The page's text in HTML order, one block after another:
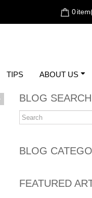
0
TIPS ABOUT US
BLOG SEARCH
BLOG
FEATURED